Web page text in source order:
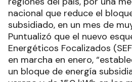
nacional que reduce el
subsidiado, en un mes de
Puntualizó que el nuevo
Energéticos Focalizados
en marcha en enero,
un bloque de energía